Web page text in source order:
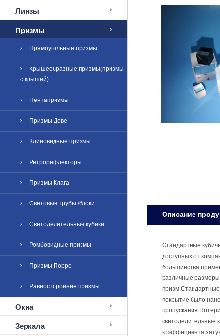
Линзы
Призмы
Прямоугольные призмы
Крышеобразные призмы(призмы
с крышей)
Пентапризмы
Призмы Дове
Клиновидные призмы
Ретрорефлекторы
Призмы Клага
Световые трубы /блоки
Светоделительные кубики
Ромбовидные призмы
Призмы Порро
Равносторонние призмы
Окна
Зеркала
Oписание
Стандартные
доступных от
большинства
различные размеры
покрытие было
светоделительные
коэффициента